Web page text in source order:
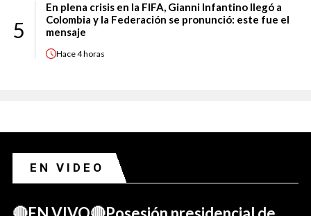
5
En plena crisis en la FIFA, Gianni Infantino llegó a
Colombia y la Federación se pronunció: este fue el
mensaje
Hace4 horas
EN VIDEO